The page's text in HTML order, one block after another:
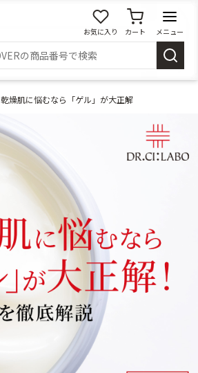
お気に入り カート メニュー
マイページ
化粧水
美容液
クリーム
乾燥肌に悩むなら「ゲル」が大正解